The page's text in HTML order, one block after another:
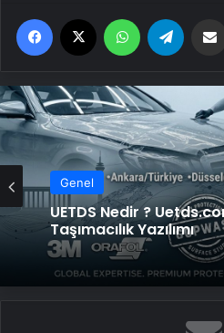
Facebook WhatsApp
Genel
UETDS Nedir ?
Taşımacılık Yazılımı
Genel